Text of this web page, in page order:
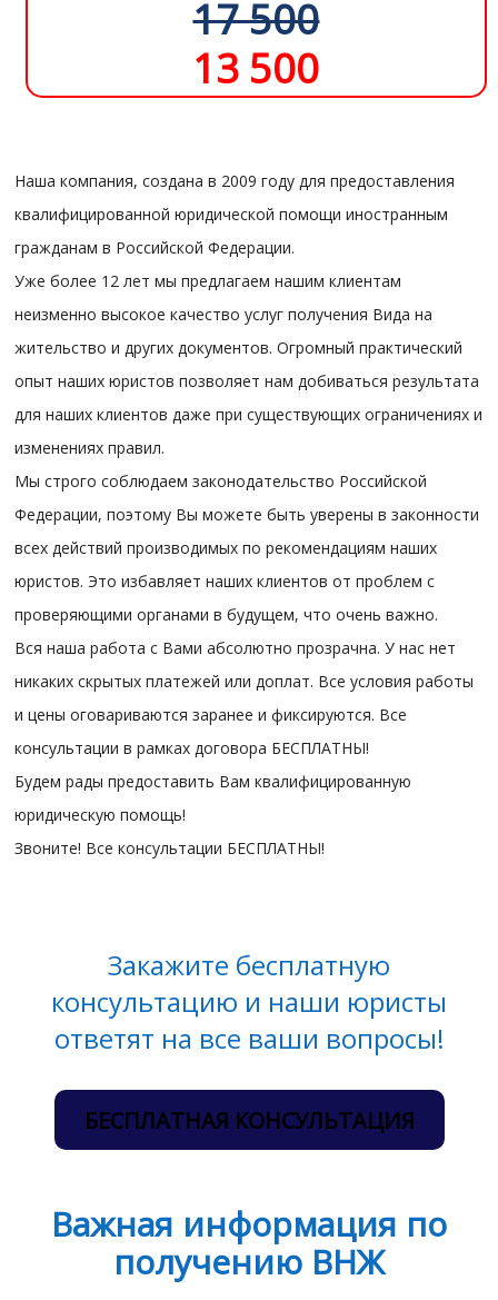
17 500
13 500
Наша компания, создана в 2009 году для предоставления
квалифицированной юридической помощи иностранным
гражданам в Российской Федерации.
Уже более 12 лет мы предлагаем нашим клиентам
неизменно высокое качество услуг получения Вида на
жительство и других документов. Огромный практический
опыт наших юристов позволяет нам добиваться результата
для наших клиентов даже при существующих ограничениях и
изменениях правил.
Мы строго соблюдаем законодательство Российской
Федерации, поэтому Вы можете быть уверены в законности
всех действий производимых по рекомендациям наших
юристов. Это избавляет наших клиентов от проблем с
проверяющими органами в будущем, что очень важно.
Вся наша работа с Вами абсолютно прозрачна. У нас нет
никаких скрытых платежей или доплат. Все условия работы
и цены оговариваются заранее и фиксируются. Все
консультации в рамках договора БЕСПЛАТНЫ!
Будем рады предоставить Вам квалифицированную
юридическую помощь!
Звоните! Все консультации БЕСПЛАТНЫ!
Закажите бесплатную
консультацию и наши юристы
ответят на все ваши вопросы!
БЕСПЛАТНАЯ КОНСУЛЬТАЦИЯ
Важная информация по
получению ВНЖ